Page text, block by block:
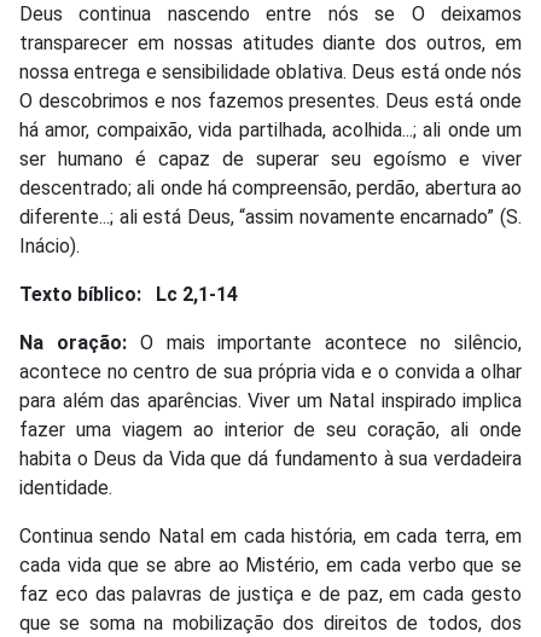
Deus continua nascendo entre nós se O deixamos
transparecer em nossas atitudes diante dos outros, em
nossa entrega e sensibilidade oblativa. Deus está onde nós
O descobrimos e nos fazemos presentes. Deus está onde
há amor, compaixão, vida partilhada, acolhida...; ali onde um
ser humano é capaz de superar seu egoísmo e viver
descentrado; ali onde há compreensão, perdão, abertura ao
diferente...; ali está Deus, “assim novamente encarnado” (S.
Inácio).
Texto bíblico: Lc 2,1-14
Na oração:O mais importante acontece no silêncio,
acontece no centro de sua própria vida e o convida a olhar
para além das aparências. Viver um Natal inspirado implica
fazer uma viagem ao interior de seu coração, ali onde
habita o Deus da Vida que dá fundamento à sua verdadeira
identidade.
Continua sendo Natal em cada história, em cada terra, em
cada vida que se abre ao Mistério, em cada verbo que se
faz eco das palavras de justiça e de paz, em cada gesto
que se soma na mobilização dos direitos de todos, dos